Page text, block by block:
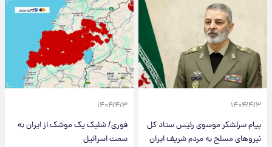
۱۴۰۴/۴/۳
پیام سرلشکر موسوی رئیس ستاد کل
نیروهای مسلح به مردم شریف ایران
۱۴۰۴/۴/۳
فوری/ شلیک یک موشک از ایران به
سمت اسرائیل